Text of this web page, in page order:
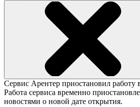
Сервис Арентер приостановил работу
Работа сервиса временно
новостями о новой дате открытия.